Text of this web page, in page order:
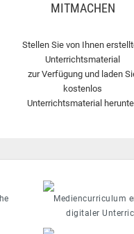
MITMACHEN
Stellen Sie von Ihnen
Unterrichtsmaterial
zur Verfügung und laden
kostenlos
Unterrichtsmaterial
Mediencurriculum
digitaler